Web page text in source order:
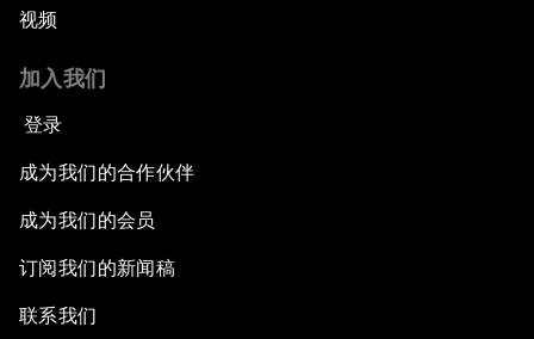
视频
加入我们
登录
成为我们的合作伙伴
成为我们的会员
订阅我们的新闻稿
联系我们